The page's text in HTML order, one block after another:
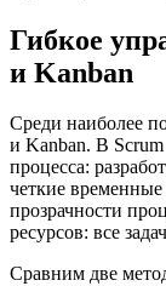
Гибкое
и Kanban
Среди наиболее
и Kanban. В
процесса:
четкие
прозрачности
ресурсов: все
Сравним две